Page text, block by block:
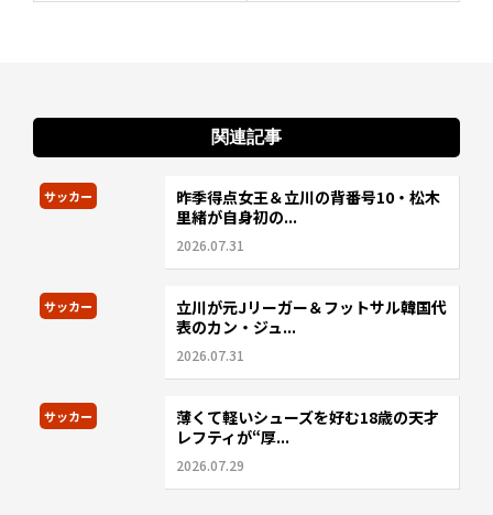
関連記事
サッカー
昨季得点女王＆立川の背番号10・松木
里緒が自身初の...
2026.07.31
サッカー
立川が元Jリーガー＆フットサル韓国代
表のカン・ジュ...
2026.07.31
サッカー
薄くて軽いシューズを好む18歳の天才
レフティが“厚...
2026.07.29